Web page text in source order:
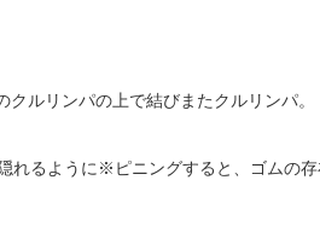
ルリンパの上で結びまたクルリンパ。
れるように※ピニングすると、ゴムの